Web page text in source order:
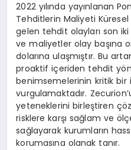
2022 yılında yayınlanan
Tehditlerin Maliyeti
gelen tehdit olayları son iki
ve maliyetler olay başına
dolarına ulaşmıştır. Bu
proaktif içeriden tehdit
benimsemelerinin kritik
vurgulamaktadır.
yeteneklerini birleştiren
risklere karşı sağlam ve
sağlayarak kurumların
korumasına olanak tanır.